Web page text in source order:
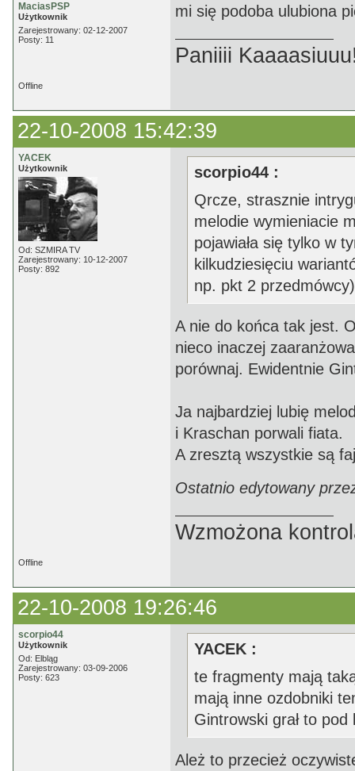
MaciasPSP
Użytkownik
Zarejestrowany: 02-12-2007
Posty: 11
mi się podoba ulubiona
Paniiii
Offline
22-10-2008 15:42:39
YACEK
Użytkownik
Od: SZMIRA TV
Zarejestrowany: 10-12-2007
Posty: 892
scorpio44 :
Qrcze, strasznie
melodie wymieniacie
pojawiała się tylko w
kilkudziesięciu
np. pkt 2
A nie do końca tak jest.
nieco inaczej
porównaj. Ewidentnie
Ja najbardziej lubię
i Kraschan porwali fiata.
A zresztą wszystkie są
Ostatnio edytowany
Wzmożona
Offline
22-10-2008 19:26:46
scorpio44
Użytkownik
Od: Elbląg
Zarejestrowany: 03-09-2006
Posty: 623
YACEK :
te fragmenty mają
mają inne ozdobniki
Gintrowski grał to
Ależ to przecież